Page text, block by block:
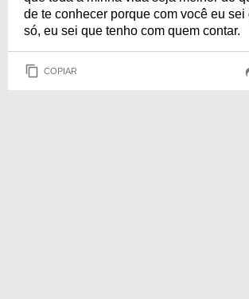
de te conhecer porque com você eu sei
só, eu sei que tenho com quem contar.
COPIAR